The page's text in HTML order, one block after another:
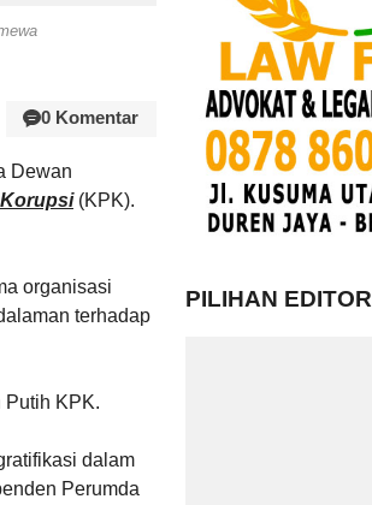
0 Komentar
Dewan
(KPK).
organisasi
terhadap
Putih KPK.
dalam
Perumda
PILIHAN EDITOR